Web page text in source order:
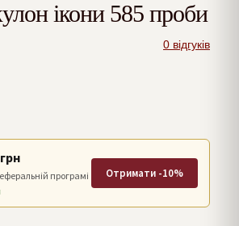
ікони 585 проби
0 відгуків
програмі
Отримати -10%